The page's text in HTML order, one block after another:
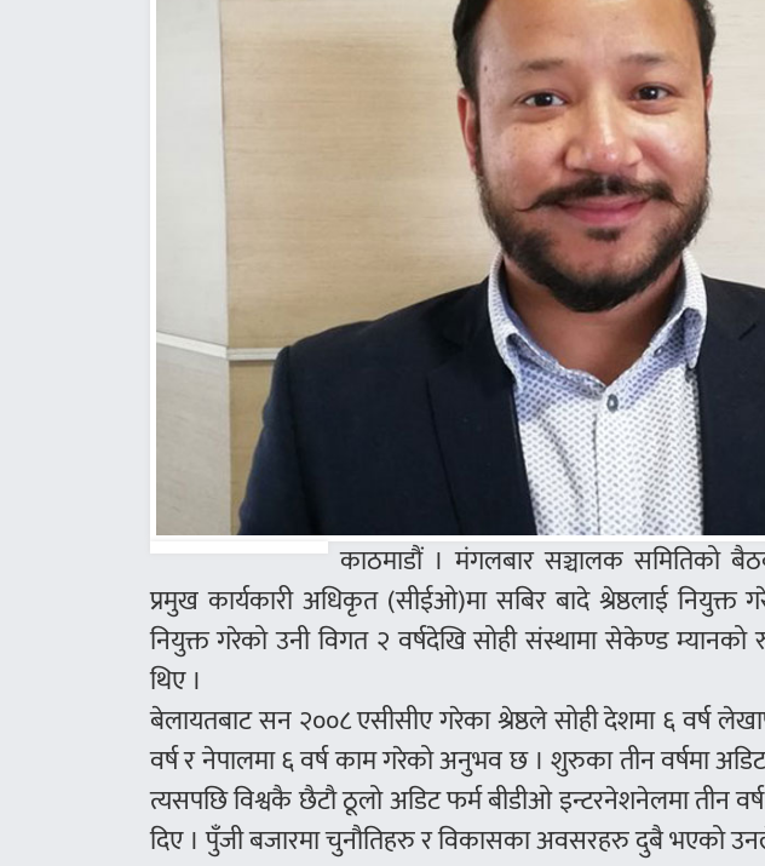
काठमाडौं । मंगलबार सञ्चालक समितिको
प्रमुख कार्यकारी अधिकृत (सीईओ)मा सबिर बादे श्रेष्ठलाई
नियुक्त गरेको उनी विगत २ वर्षदेखि सोही संस्थामा सेकेण्ड म्यानको
थिए ।
बेलायतबाट सन २००८ एसीसीए गरेका श्रेष्ठले सोही देशमा ६ वर्ष
वर्ष र नेपालमा ६ वर्ष काम गरेको अनुभव छ । शुरुका तीन वर्षमा
त्यसपछि विश्वकै छैटौ ठूलो अडिट फर्म बीडीओ इन्टरनेशनेलमा तीन
दिए । पुँजी बजारमा चुनौतिहरु र विकासका अवसरहरु दुबै भएको